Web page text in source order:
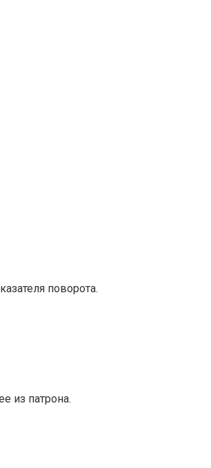
поворота.
из патрона.